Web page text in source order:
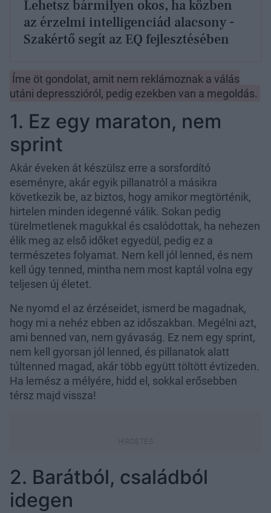
Lehetsz bármilyen okos, ha közben
az érzelmi intelligenciád alacsony -
Szakértő segít az EQ fejlesztésében
Íme öt gondolat, amit nem reklámoznak a válás
utáni depresszióról, pedig ezekben van a megoldás.
1. Ez egy maraton, nem
sprint
Akár éveken át készülsz erre a sorsfordító
eseményre, akár egyik pillanatról a másikra
következik be, az biztos, hogy amikor megtörténik,
hirtelen minden idegenné válik. Sokan pedig
türelmetlenek magukkal és csalódottak, ha nehezen
élik meg az első időket egyedül, pedig ez a
természetes folyamat. Nem kell jól lenned, és nem
kell úgy tenned, mintha nem most kaptál volna egy
teljesen új életet.
Ne nyomd el az érzéseidet, ismerd be magadnak,
hogy mi a nehéz ebben az időszakban. Megélni azt,
ami benned van, nem gyávaság. Ez nem egy sprint,
nem kell gyorsan jól lenned, és pillanatok alatt
túltenned magad, akár több együtt töltött évtizeden.
Ha lemész a mélyére, hidd el, sokkal erősebben
térsz majd vissza!
2. Barátból, családból
idegen